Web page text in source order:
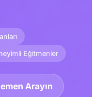
Eğitmenler
Arayın